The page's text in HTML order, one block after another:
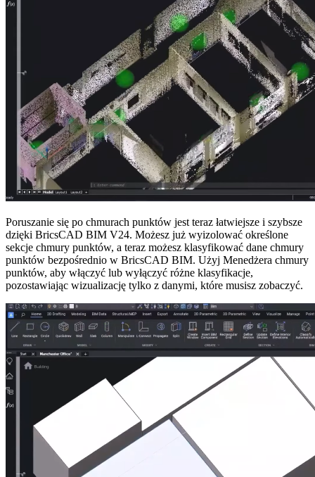
Poruszanie się po chmurach punktów jest teraz łatwiejsze i szybsze
dzięki BricsCAD BIM V24. Możesz już wyizolować określone
sekcje chmury punktów, a teraz możesz klasyfikować dane chmury
punktów bezpośrednio w BricsCAD BIM. Użyj Menedżera chmury
punktów, aby włączyć lub wyłączyć różne klasyfikacje,
pozostawiając wizualizację tylko z danymi, które musisz zobaczyć.